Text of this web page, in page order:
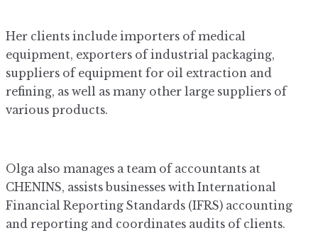
Her clients include importers of medical
equipment, exporters of industrial packaging,
suppliers of equipment for oil extraction and
refining, as well as many other large suppliers of
various products.
Olga also manages a team of accountants at
CHENINS, assists businesses with International
Financial Reporting Standards (IFRS) accounting
and reporting and coordinates audits of clients.